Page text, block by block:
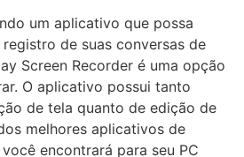
um aplicativo que possa
de suas conversas de
Screen Recorder é uma opção
O aplicativo possui tanto
de tela quanto de edição de
melhores aplicativos de
encontrará para seu PC